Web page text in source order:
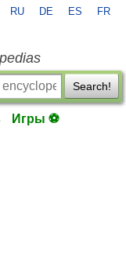
RU DE ES FR
Search!
Игры ⚽